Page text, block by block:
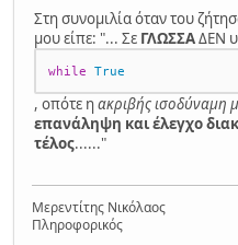
s[3] == True)
if total > 0:
else:
percentage = 0
print
if distance
# ---
if
qualified:
else
Στη συνομιλία όταν του
μου είπε: "... Σε ΓΛΩΣΣΑΔΕΝ
while True
, οπότε ηακριβής ισοδύναμη
επανάληψη και έλεγχο
τέλος......"
Μερεντίτης Νικόλαος
Πληροφορικός